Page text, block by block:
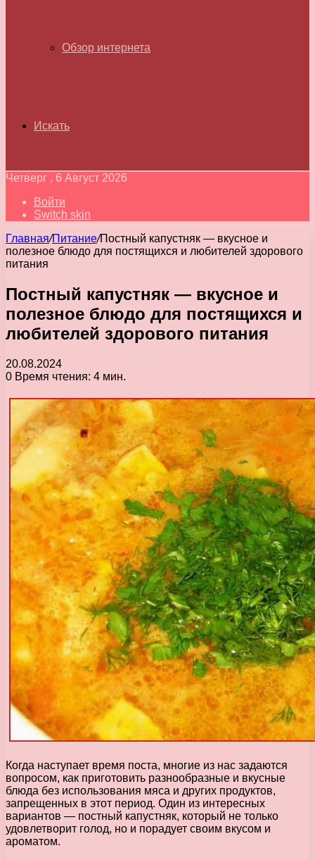
Обзор интернета
Искать
Четверг , 6 Август 2026
Войти
Switch skin
Главная/Питание/Постный капустняк — вкусное и
полезное блюдо для постящихся и любителей здорового
питания
Постный капустняк — вкусное и
полезное блюдо для постящихся и
любителей здорового питания
20.08.2024
0 Время чтения: 4 мин.
Когда наступает время поста, многие из нас задаются
вопросом, как приготовить разнообразные и вкусные
блюда без использования мяса и других продуктов,
запрещенных в этот период. Один из интересных
вариантов — постный капустняк, который не только
удовлетворит голод, но и порадует своим вкусом и
ароматом.